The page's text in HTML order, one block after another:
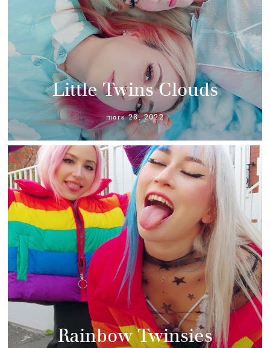
Little Twins Clouds
mars 28, 2022
Rainbow Twinsies